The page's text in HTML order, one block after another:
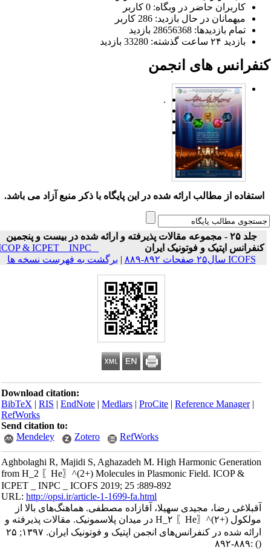
کاربران حاضر در وبگاه: 0 کاربر
میهمانان در حال بازدید: 286 کاربر
تمام بازدید‌ها: 28656368 بازدید
بازدید ۲۴ ساعت گذشته: 33280 بازدید
های انجمن
.
استفاده از مطالب ارائه شده در این پایگاه با ذکر منبع آزاد می باشد.
جلد ۲۵ - مجموعه مقالات پذیرفته و ارائه شده در بیست و پنجمین
کنفرانس اپتیک و فوتونیک ایران
ICOP & ICPET _ INPC _
ICOFS سال۲۵ صفحات ۸۹۲-۸۸۹
| برگشت به فهرست نسخه ها
Download citation:
BibTeX|RIS|EndNote|Medlars|ProCite|Reference Manager
RefWorks
Send citation to:
Mendeley
Zotero RefWorks
Aghbolaghi R, Majidi S, Aghazadeh M. High Harmonic Generation
from H_2 〖He〗^(2+) Molecules in Plasmonic Field. ICOP &
ICPET _ INPC _ ICOFS 2019; 25 :889-892
URL:http://opsi.ir/article-1-1699-fa.html
آقبلاغی رضا، مجیدی سهیلا، آقازاده مصطفی. هماهنگ‌های بالا از
مولکول H_۲ 〖He〗^(۲+) در میدان پلاسمونیک. مقالات پذیرفته و
ارائه شده در کنفرانس‌های انجمن اپتیک و فوتونیک ایران. ۱۳۹۷; ۲۵
:۸۸۹-۸۹۲